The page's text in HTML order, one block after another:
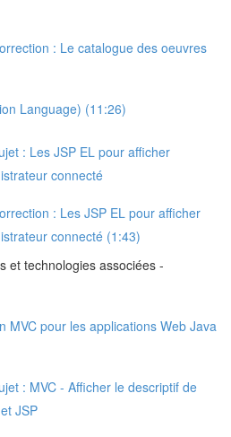
: Le catalogue des oeuvres
Language) (11:26)
: Les JSP EL pour afficher
connecté
: Les JSP EL pour afficher
connecté (1:43)
et technologies associées -
MVC pour les applications Web Java
: MVC - Afficher le descriptif de
JSP